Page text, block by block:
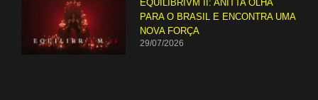
EQUILIBRIVM II: ANITTA OLHA
PARA O BRASIL E ENCONTRA UMA
NOVA FORÇA
29/07/2026